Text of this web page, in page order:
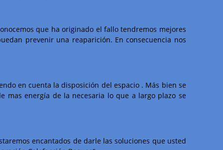
que ha originado el fallo tendremos mejores
prevenir una reaparición. En consecuencia nos
en cuenta la disposición del espacio . Más bien se
mas energía de la necesaria lo que a largo plazo se
encantados de darle las soluciones que usted